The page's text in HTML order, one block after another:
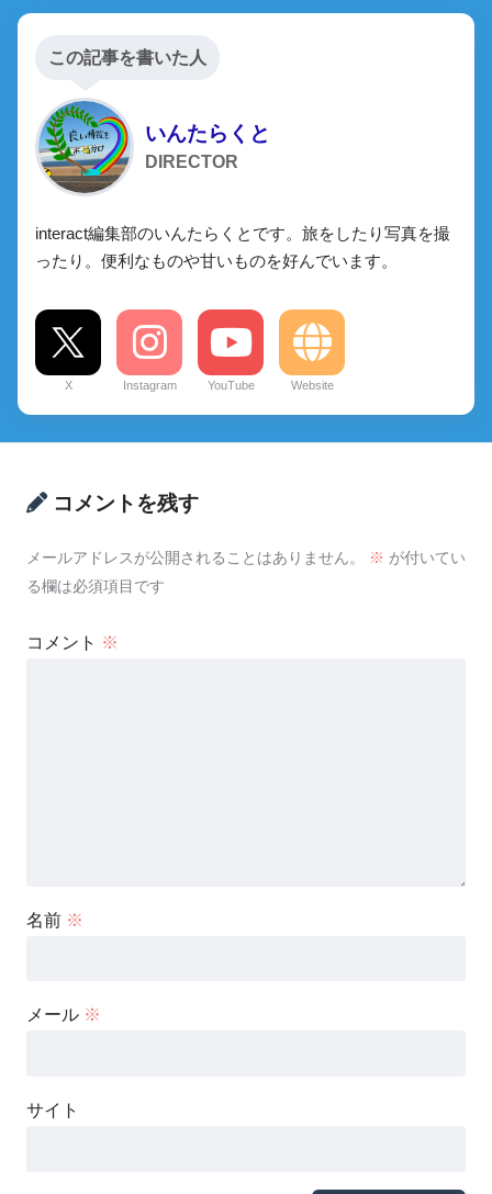
この記事を書いた人
いんたらくと
DIRECTOR
interact編集部のいんたらくとです。旅をしたり写真を撮
ったり。便利なものや甘いものを好んでいます。
X Instagram YouTube Website
コメントを残す
メールアドレスが公開されることはありません。 ※ が付いてい
る欄は必須項目です
コメント ※
名前 ※
メール ※
サイト